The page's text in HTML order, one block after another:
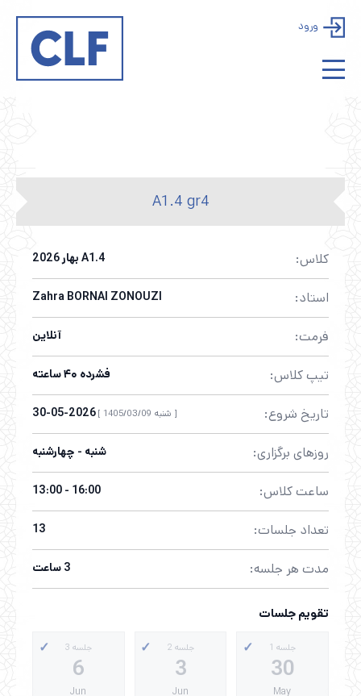
ورود
A1.4 gr4
کلاس: A1.4 بهار 2026
استاد: Zahra BORNAI ZONOUZI
فرمت: آنلاین
تیپ کلاس: فشرده ۴۰ ساعته
تاریخ شروع: [ شنبه 1405/03/09 ] 2026-05-30
روزهای برگزاری: شنبه - چهارشنبه
ساعت کلاس: 16:00 - 13:00
تعداد جلسات: 13
مدت هر جلسه: 3 ساعت
تقویم جلسات
جلسه 1
30
May
جلسه 2
3
Jun
جلسه 3
6
Jun